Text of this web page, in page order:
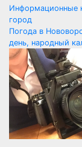
по
записям
Информационные
город
Погода в
день, народный